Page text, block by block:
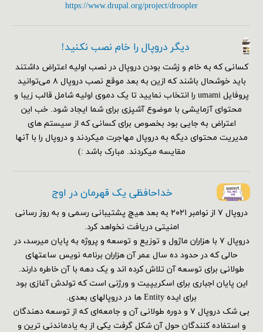
https://www.drupal.org/project/droopler
دیگر دروپال را خام نصب نکنید!
کسانی که به خام و زشت بودن دروپال در نصب اولیه اعتراض داشتند
باید خوشحال باشند که ازین به بعد موقع نصب دروپال ۸ می‌توانید
پروفایل umami را انتخاب نمایید تا یک دموی اولیه شامل قالب زیبا و
محتوای آزمایشی با موضوع آشپزی برای شما ایجاد شود. خب این
اعتراض به جایی بود بخصوص برای کسانی که از سیستم های
مدیریت محتوای دیگه به دروپال مهاجرت میکردند و دروپال را با آنها
مقایسه میکردند. مبارک باشد :)
خداحافظی یک قهرمان در اوج
دروپال ۷ از نوامبر ۲۰۲۱ به بعد هیچ پشتیبانی رسمی و به روز رسانی
امنیتی دریافت نخواهد کرد.
دروپال ۷ با هزاران ماژول و توزیع و توسعه و پروژه به پایان میرسد، در
حالی که در حدود ده سال عمر آن هزاران برنامه نویس ساعتهای
طولانی برای توسعه آن تلاش کرده اند و یک دهه با آن خاطره دارند.
این پایان اجباری برای اسکریپیت و ورژنی است که تولدش آغازی بود
برای ایده Entity ها در دروپالهای بعدی.
بی شک دروپال ۷ و دوره طولانی آن و جامعه‌ای که از توسعه دهندگان
و استفاده کنندگان حول آن شکل گرفت یکی از به یادماندنی ترین و